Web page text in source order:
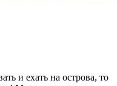
и ехать на острова, то